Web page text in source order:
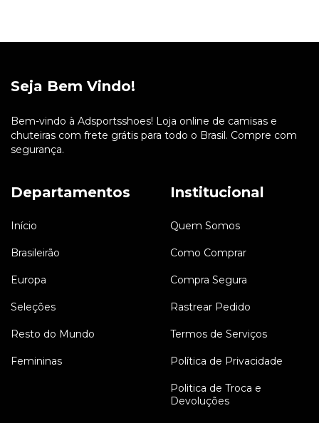
Seja Bem Vindo!
Bem-vindo à Adsportsshoes! Loja online de camisas e
chuteiras com frete grátis para todo o Brasil. Compre com
segurança.
Departamentos
Início
Brasileirão
Europa
Seleções
Resto do Mundo
Femininas
Institucional
Quem Somos
Como Comprar
Compra Segura
Rastrear Pedido
Termos de Serviços
Política de Privacidade
Politica de Troca e
Devoluções